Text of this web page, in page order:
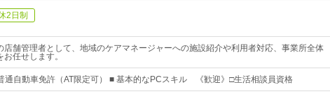
2日制
店舗管理者として、地域のケアマネージャーへの施設紹介や利用者対応、事業所全体
任せします。
通自動車免許（AT限定可） ■ 基本的なPCスキル 《歓迎》□生活相談員資格